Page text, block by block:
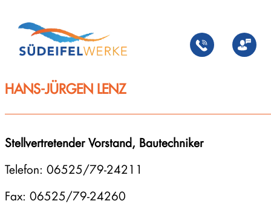
Inhalt
springen
HANS-JÜRGEN LENZ
Stellvertretender Vorstand, Bautechniker
Telefon: 06525/79-24211
Fax: 06525/79-24260